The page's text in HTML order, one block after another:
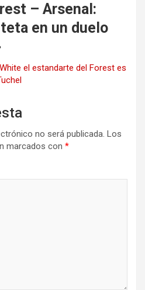
– Arsenal:
en un duelo
el estandarte del Forest es
no será publicada. Los
marcados con *